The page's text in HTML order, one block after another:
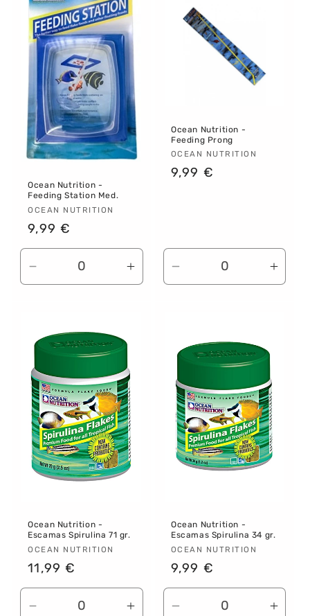
Title
Title
Title
Ocean Nutrition -
Feeding Station Med.
Proveedor:
OCEAN NUTRITION
Precio
habitual
9,99 €
Reducir
cantidad
Title
Aumentar
cantidad
Ocean Nutrition -
Feeding Prong
Proveedor:
OCEAN NUTRITION
Precio
9,99 €
Reducir
cantidad
Title
Ocean Nutrition -
Escamas Spirulina 71 gr.
Proveedor:
OCEAN NUTRITION
Precio
habitual
11,99 €
Ocean Nutrition -
Escamas Spirulina 34 gr.
Proveedor:
OCEAN NUTRITION
Precio
habitual
9,99 €